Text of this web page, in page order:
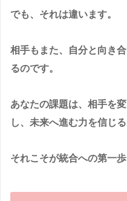
でも、それは違います。
相手もまた、自分と向き
るのです。
あなたの課題は、相手を
し、未来へ進む力を信じ
それこそが統合への第一歩